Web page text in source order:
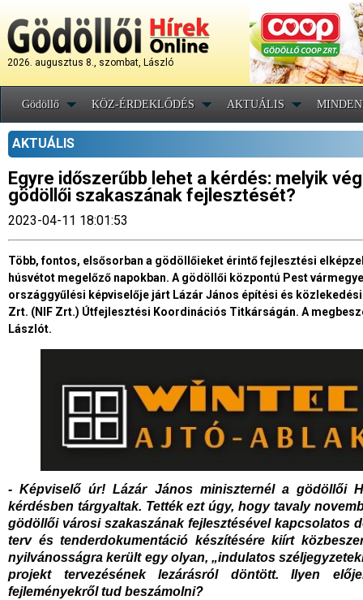
2026. augusztus 8., szombat, László
Gödöllő KÖZ-ÉRDEKLŐDÉS AKTUÁLIS
AKTUÁLIS
Egyre időszerűbb lehet a kérdés: melyik
gödöllői szakaszának fejlesztését?
2023-04-11 18:01:53
Több, fontos, elsősorban a gödöllőieket érintő fejlesztési
húsvétot megelőző napokban. A gödöllői központú Pest
országgyűlési képviselője járt Lázár János építési és
Zrt. (NIF Zrt.) Útfejlesztési Koordinációs Titkárságán. A
Lászlót.
- Képviselő úr! Lázár János miniszternél a gödöllői
kérdésben tárgyaltak. Tették ezt úgy, hogy tavaly
gödöllői városi szakaszának fejlesztésével kapcsolatos
terv és tenderdokumentáció készítésére kiírt
nyilvánosságra került egy olyan, „indulatos
projekt tervezésének lezárásról döntött. Ilyen
fejleményekről tud beszámolni?